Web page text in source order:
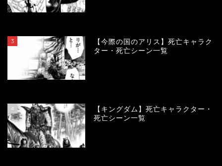
3
【今際の国のアリス】死亡キャラク
ター・死亡シーン一覧
4
【キングダム】死亡キャラクター・
死亡シーン一覧